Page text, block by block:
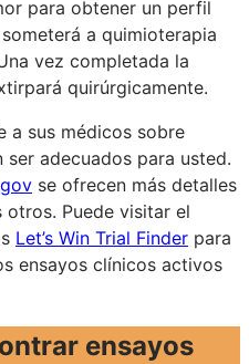
para obtener un perfil
a quimioterapia
vez completada la
quirúrgicamente.
a sus médicos sobre
adecuados para usted.
se ofrecen más detalles
otros. Puede visitar el
Let’s Win Trial Finder para
ensayos clínicos activos
ensayos